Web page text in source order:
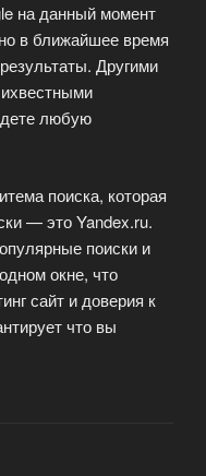
на данный момент
в ближайшее время
Другими
любую
поиска, которая
— это Yandex.ru.
поиски и
окне, что
сайт и доверия к
что вы